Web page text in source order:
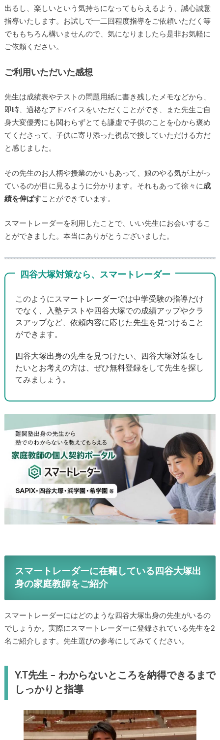
出るし、楽しいという気持ちになってもらえるよう、誠心誠意
指導いたします。お試しで一二回程度指導をご依頼いただく等
でももちろん構いませんので、気になりましたら是非お気軽に
ご依頼ください。
ご利用いただいた感想
先生は成績表やテストの問題用紙に書き残したメモなどから、
即時、適格なアドバイスをいただくことができ、また先生ご自
身大変優秀にも関わらずとても謙虚で子供のことを心から褒め
てくださって、子供に寄り添った視点で接していただける方だ
と感じました。
その先生のお人柄や授業のかいもあって、娘のやる気が上がっ
ているのが目に見るように分かります。それもあって徐々に 成
績を伸ばすことができています。
スマートレーダーを利用したことで、いい先生にお会いするこ
とができました。本当にありがとうございました。
四谷大塚対策なら、スマートレーダー
このようにスマートレーダーでは中学受験の指導だけ
でなく、入塾テストや四谷大塚での成績アップやクラ
スアップなど、依頼内容に応じた先生を見つけること
ができます。
四谷大塚出身の先生を見つけたい、四谷大塚対策をし
たいとお考えの方は、ぜひ無料登録をして先生を探し
てみましょう。
スマートレーダーに在籍している四谷大塚出
身の家庭教師をご紹介
スマートレーダーにはどのような四谷大塚出身の先生がいるの
でしょうか。実際にスマートレーダーに登録されている先生を2
名ご紹介します。先生選びの参考にしてみてください。
Y.T先生 – わからないところを納得できるまで
しっかりと指導